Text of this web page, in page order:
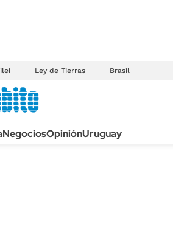
Ley de Tierras Brasil
NegociosOpiniónUruguay